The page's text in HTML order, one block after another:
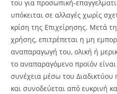
του για προσωπική-
υπόκειται σε αλλαγές χωρίς
κρίση της Επιχείρησης. Μετά
χρήσης, επιτρέπεται η μη
αναπαραγωγή του, ολική ή
το αναπαραγόμενο προϊόν
συνέχεια μέσω του
και συνοδεύεται από ευκρινή